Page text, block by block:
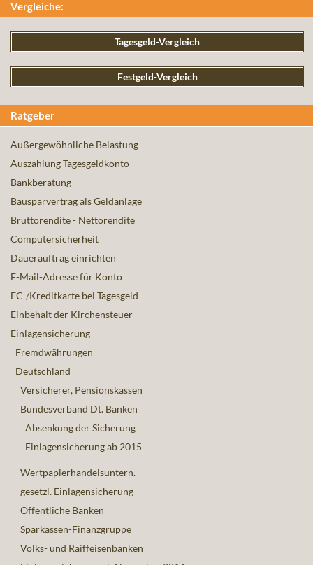
Vergleiche:
Tagesgeld-Vergleich
Festgeld-Vergleich
Ratgeber
Außergewöhnliche Belastung
Auszahlung Tagesgeldkonto
Bankberatung
Bausparvertrag als Geldanlage
Bruttorendite - Nettorendite
Computersicherheit
Dauerauftrag einrichten
E-Mail-Adresse für Konto
EC-/Kreditkarte bei Tagesgeld
Einbehalt der Kirchensteuer
Einlagensicherung
Fremdwährungen
Deutschland
Versicherer, Pensionskassen
Bundesverband Dt. Banken
Absenkung der Sicherung
Einlagensicherung ab 2015
Wertpapierhandelsuntern.
gesetzl. Einlagensicherung
Öffentliche Banken
Sparkassen-Finanzgruppe
Volks- und Raiffeisenbanken